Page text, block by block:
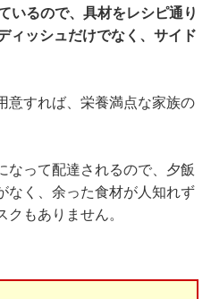
いるので、具材をレシピ通り
ィッシュだけでなく、サイド
意すれば、栄養満点な家族の
なって配達されるので、夕飯
なく、余った食材が人知れず
もありません。